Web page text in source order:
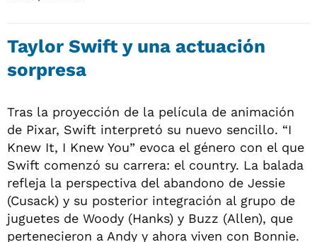
Taylor Swift y una actuación
sorpresa
Tras la proyección de la película de animación
de Pixar, Swift interpretó su nuevo sencillo. “I
Knew It, I Knew You” evoca el género con el que
Swift comenzó su carrera: el country. La balada
refleja la perspectiva del abandono de Jessie
(Cusack) y su posterior integración al grupo de
juguetes de Woody (Hanks) y Buzz (Allen), que
pertenecieron a Andy y ahora viven con Bonnie.